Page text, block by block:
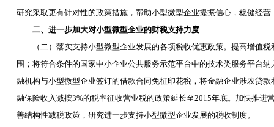
研究采取更有针对性的政策措施，帮助小型微型企业提振信心，稳健经
二、进一步加大对小型微型企业的财税支持力度
（二）落实支持小型微型企业发展的各项税收优惠政策。提高增值税
围；将符合条件的国家中小企业公共服务示范平台中的技术类服务平台
融机构与小型微型企业签订的借款合同免征印花税，将金融企业涉农贷
融保险收入减按3%的税率征收营业税的政策延长至2015年底。加快推进
善结构性减税政策，研究进一步支持小型微型企业发展的税收制度。